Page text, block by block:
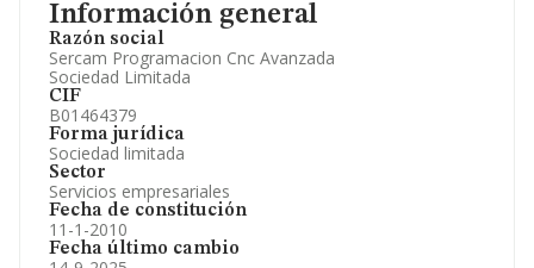
Información general
Razón social
Sercam Programacion Cnc Avanzada
Sociedad Limitada
CIF
B01464379
Forma jurídica
Sociedad limitada
Sector
Servicios empresariales
Fecha de constitución
11-1-2010
Fecha último cambio
Artículos de prensa publicados sobre la empresa.
Información oficial y registral complementaria.